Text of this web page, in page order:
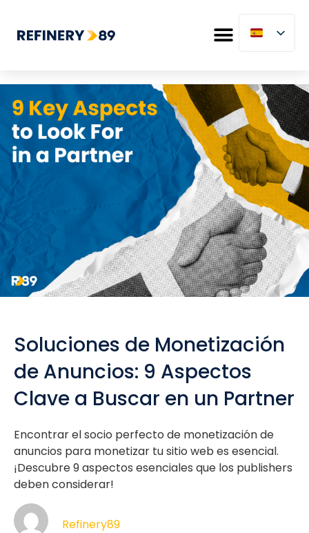
Soluciones de Monetización
de Anuncios: 9 Aspectos
Clave a Buscar en un Partner
Encontrar el socio perfecto de monetización de
anuncios para monetizar tu sitio web es esencial.
¡Descubre 9 aspectos esenciales que los publishers
deben considerar!
Refinery89